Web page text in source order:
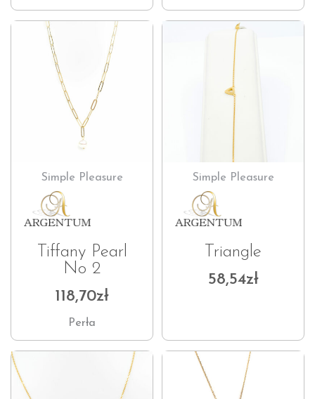
Simple Pleasure
Tiffany Pearl
No 2
118,70zł
Perła
Simple Pleasure
Triangle
58,54zł